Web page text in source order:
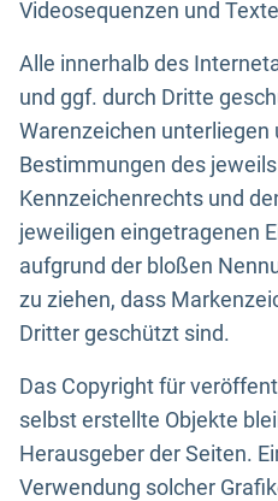
Videosequenzen und
Alle innerhalb des
und ggf. durch Dritte
Warenzeichen unterliegen
Bestimmungen des
Kennzeichenrechts und
jeweiligen eingetragenen
aufgrund der bloßen
zu ziehen, dass
Dritter geschützt sind.
Das Copyright für
selbst erstellte Objekte
Herausgeber der Seiten.
Verwendung solcher